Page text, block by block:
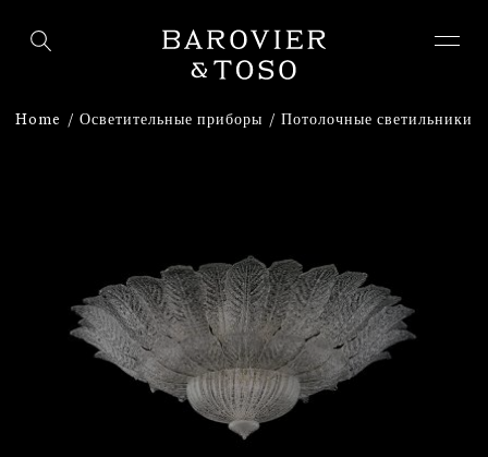
Home Осветительные приборы Потолочные светильники
ВОЙТИ